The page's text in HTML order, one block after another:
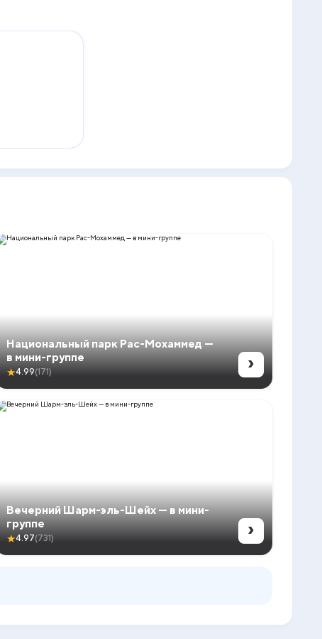
Национальный парк Рас-Мохаммед —
в мини-группе
★4.99(171) ›
Вечерний Шарм-эль-Шейх — в мини-
группе
★4.97(731) ›